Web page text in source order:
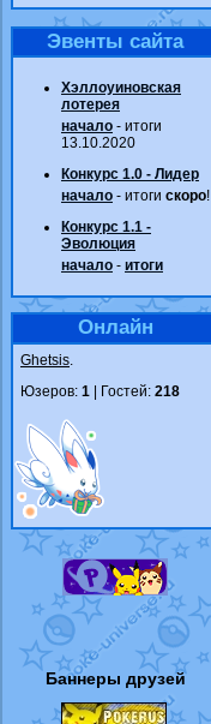
Эвенты сайта
Хэллоуиновская
лотерея
начало - итоги
13.10.2020
Конкурс 1.0 - Лидер
начало - итоги скоро!
Конкурс 1.1 -
Эволюция
начало - итоги
Онлайн
Ghetsis.
Юзеров: 1 | Гостей: 218
Баннеры друзей